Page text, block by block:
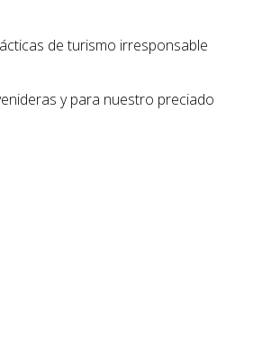
de turismo irresponsable
y para nuestro preciado